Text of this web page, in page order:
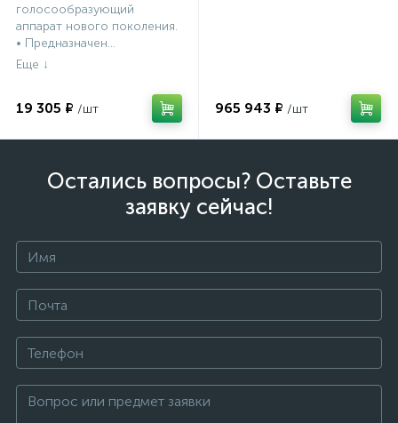
голосообразующий
аппарат нового поколения.
• Предназначен...
19 305 ₽ 965 943 ₽
Остались вопросы? Оставьте
заявку сейчас!